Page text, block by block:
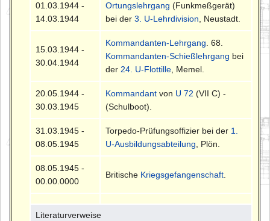
01.03.1944 -
14.03.1944
Ortungslehrgang (Funkmeßgerät)
bei der3. U-Lehrdivision , Neustadt.
15.03.1944 -
30.04.1944
Kommandanten-Lehrgang . 68.
Kommandanten-Schießlehrgang bei
der 24. U-Flottille , Memel.
20.05.1944 -
30.03.1945
Kommandant von U 72 (VII C) -
(Schulboot).
31.03.1945 -
08.05.1945
Torpedo-Prüfungsoffizier bei der 1.
U-Ausbildungsabteilung , Plön.
08.05.1945 -
00.00.0000
Britische Kriegsgefangenschaft
Literaturverweise